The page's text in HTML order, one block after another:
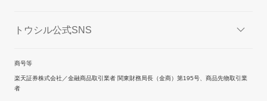
トウシル公式SNS
商号等
楽天証券株式会社／金融商品取引業者 関東財務局長（金商）第195号、商品先物取引業
者